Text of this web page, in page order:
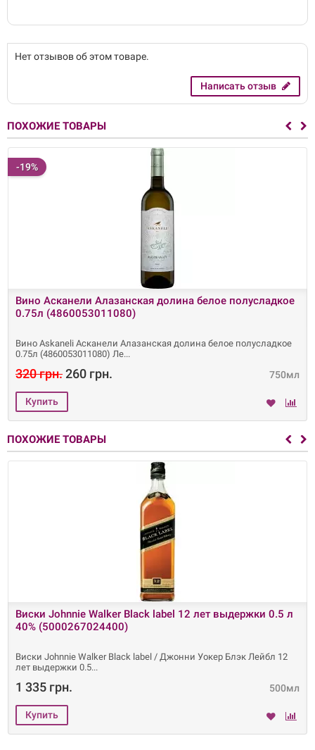
Нет отзывов об этом товаре.
Написать отзыв
ПОХОЖИЕ ТОВАРЫ
-19%
Вино Асканели Алазанская долина белое полусладкое
0.75л (4860053011080)
Вино Askaneli Асканели Алазанская долина белое полусладкое
0.75л (4860053011080) Ле
750мл
320 грн.260 грн.
ПОХОЖИЕ ТОВАРЫ
Виски Johnnie Walker Black label 12 лет выдержки 0.5 л
40% (5000267024400)
Виски Johnnie Walker Black label / Джонни Уокер Блэк Лейбл 12
лет выдержки 0.5
500мл
1 335 грн.